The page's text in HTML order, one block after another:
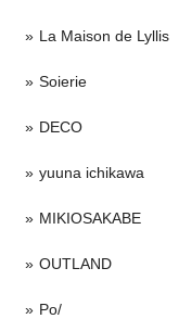
La Maison de Lyllis
Soierie
DECO
yuuna ichikawa
MIKIOSAKABE
OUTLAND
Po/